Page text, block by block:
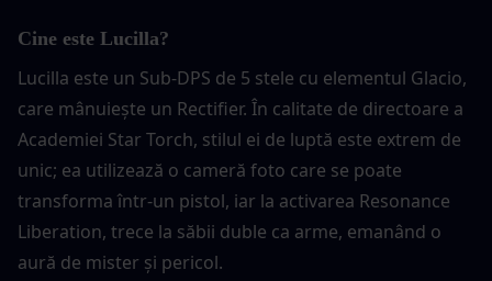
Cine este Lucilla?
Lucilla este un Sub-DPS de 5 stele cu elementul Glacio,
care mânuiește un Rectifier. În calitate de directoare a
Academiei Star Torch, stilul ei de luptă este extrem de
unic; ea utilizează o cameră foto care se poate
transforma într-un pistol, iar la activarea Resonance
Liberation, trece la săbii duble ca arme, emanând o
aură de mister și pericol.